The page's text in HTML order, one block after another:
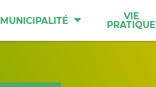
MUNICIPALITÉ VIE
PRATIQUE